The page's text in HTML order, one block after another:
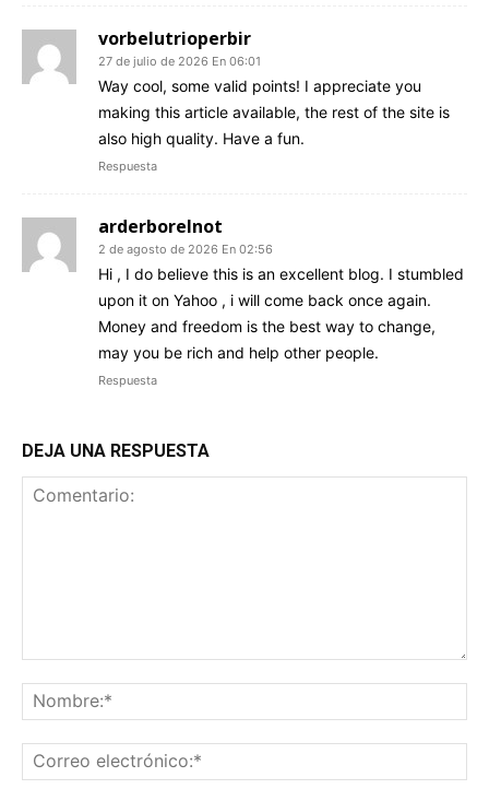
vorbelutrioperbir
27 de julio de 2026 En 06:01
Way cool, some valid points! I appreciate you
making this article available, the rest of the site is
also high quality. Have a fun.
Respuesta
arderborelnot
2 de agosto de 2026 En 02:56
Hi , I do believe this is an excellent blog. I stumbled
upon it on Yahoo , i will come back once again.
Money and freedom is the best way to change,
may you be rich and help other people.
Respuesta
DEJA UNA RESPUESTA